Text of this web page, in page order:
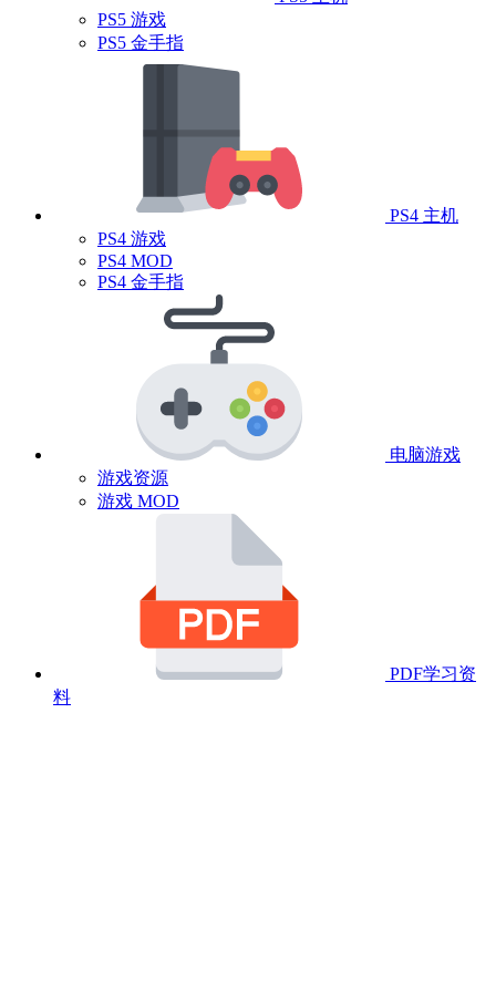
PS5 游戏
PS5 金手指
PS4 主机
PS4 游戏
PS4 MOD
PS4 金手指
电脑游戏
游戏资源
游戏 MOD
PDF学习资
料